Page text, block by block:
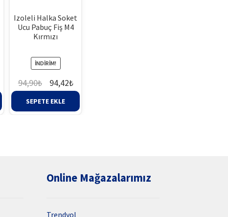
Izoleli Halka Soket
Ucu Pabuç Fiş M4
Kırmızı
İNDIRIM!
94,90₺
Orijinal
fiyat:
94,90₺.
94,42₺Şu
andaki
fiyat:
SEPETE EKLE
Online Mağazalarımız
Trendyol